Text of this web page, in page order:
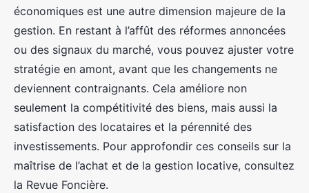
économiques est une autre dimension majeure de la
gestion. En restant à l’affût des réformes annoncées
ou des signaux du marché, vous pouvez ajuster votre
stratégie en amont, avant que les changements ne
deviennent contraignants. Cela améliore non
seulement la compétitivité des biens, mais aussi la
satisfaction des locataires et la pérennité des
investissements. Pour approfondir ces conseils sur la
maîtrise de l’achat et de la gestion locative, consultez
la Revue Foncière.